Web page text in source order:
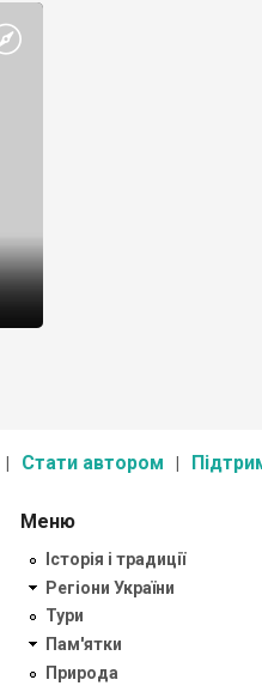
Стати автором
Меню
Історія і традиції
Регіони України
Тури
Пам'ятки
Природа